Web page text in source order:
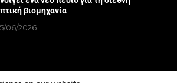
βιομηχανία
06/2026